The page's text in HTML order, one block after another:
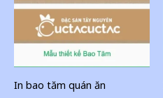
In bao tăm quán ăn